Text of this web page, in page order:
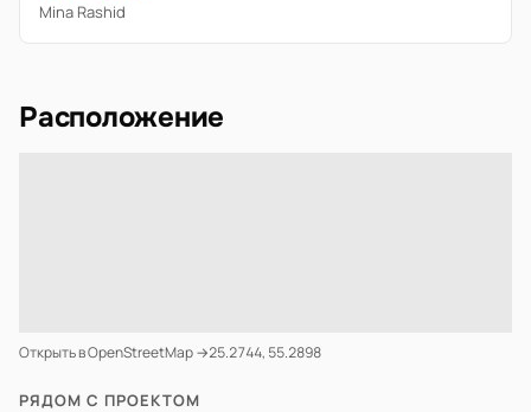
Mina Rashid
Расположение
Открыть в OpenStreetMap →25.2744, 55.2898
РЯДОМ С ПРОЕКТОМ